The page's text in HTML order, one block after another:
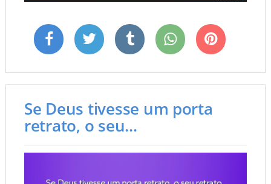
Se Deus tivesse um porta
retrato, o seu...